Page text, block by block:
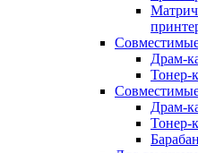
Драм-
Тонер-
Драм-
Тонер-